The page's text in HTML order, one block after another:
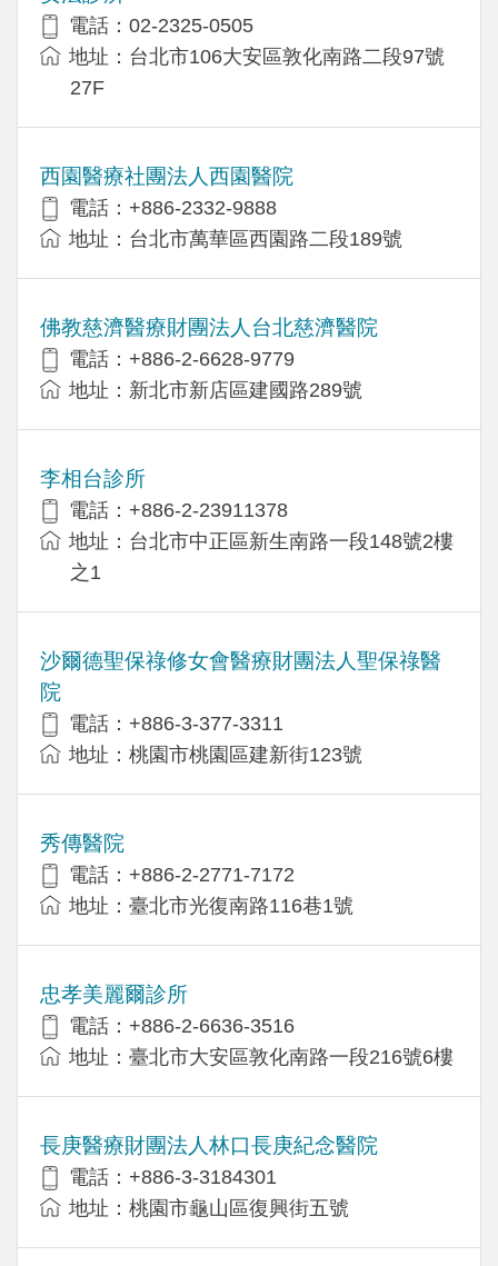
電話：02-2325-0505
地址：台北市106大安區敦化南路二段97號
27F
西園醫療社團法人西園醫院
電話：+886-2332-9888
地址：台北市萬華區西園路二段189號
佛教慈濟醫療財團法人台北慈濟醫院
電話：+886-2-6628-9779
地址：新北市新店區建國路289號
李相台診所
電話：+886-2-23911378
地址：台北市中正區新生南路一段148號2樓
之1
沙爾德聖保祿修女會醫療財團法人聖保祿醫
院
電話：+886-3-377-3311
地址：桃園市桃園區建新街123號
秀傳醫院
電話：+886-2-2771-7172
地址：臺北市光復南路116巷1號
忠孝美麗爾診所
電話：+886-2-6636-3516
地址：臺北市大安區敦化南路一段216號6樓
長庚醫療財團法人林口長庚紀念醫院
電話：+886-3-3184301
地址：桃園市龜山區復興街五號